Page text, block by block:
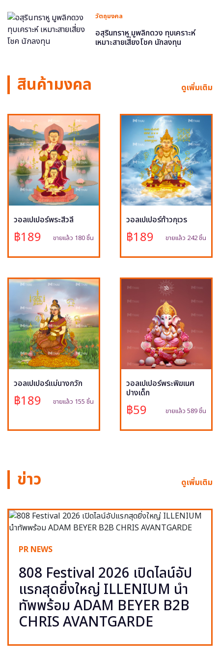
วัตถุมงคล
อสุรินทราหู มูพลิกดวง ทุบเคราะห์
เหมาะสายเสี่ยงโชค นักลงทุน
สินค้ามงคล ดูเพิ่มเติม
วอลเปเปอร์พระสีวลี
฿189 ขายแล้ว 180 ชิ้น
วอลเปเปอร์ท้าวกุเวร
฿189 ขายแล้ว 242 ชิ้น
วอลเปเปอร์แม่นางกวัก
฿189 ขายแล้ว 155 ชิ้น
วอลเปเปอร์พระพิฆเนศ
ปางเด็ก
฿59 ขายแล้ว 589 ชิ้น
ข่าว ดูเพิ่มเติม
PR NEWS
808 Festival 2026 เปิดไลน์อัป
แรกสุดยิ่งใหญ่ ILLENIUM นำ
ทัพพร้อม ADAM BEYER B2B
CHRIS AVANTGARDE